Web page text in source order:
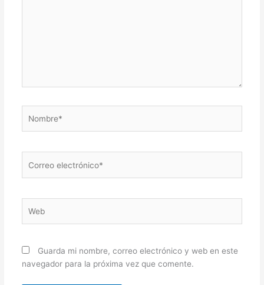
electrónico*
Guarda mi nombre, correo electrónico y web en este
navegador para la próxima vez que comente.